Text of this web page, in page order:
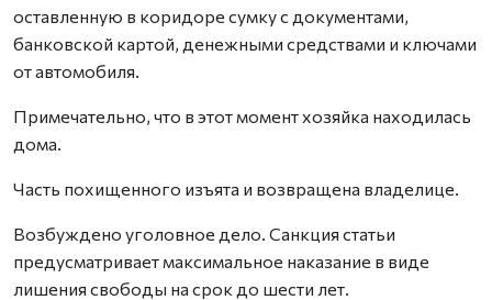
оставленную в коридоре сумку с документами,
банковской картой, денежными средствами и ключами
от автомобиля.
Примечательно, что в этот момент хозяйка находилась
дома.
Часть похищенного изъята и возвращена владелице.
Возбуждено уголовное дело. Санкция статьи
предусмат­ривает максимальное наказание в виде
лишения свободы на срок до шести лет.